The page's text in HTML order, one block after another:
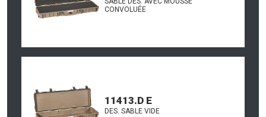
CONVOLUÉE
11413.D E
DES. SABLE VIDE